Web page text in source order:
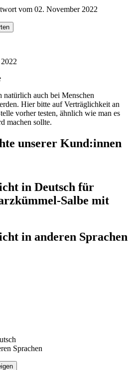
vom 02. November 2022
natürlich auch bei Menschen
Hier bitte auf Verträglichkeit an
vorher testen, ähnlich wie man es
machen sollte.
unserer Kund:innen
in Deutsch für
Salbe mit
in anderen Sprachen
Sprachen